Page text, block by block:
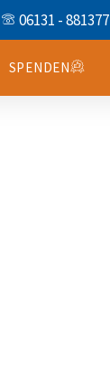
06131 - 881377
SPENDEN